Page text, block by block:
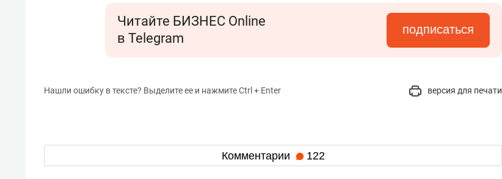
Читайте БИЗНЕС Online
в Telegram
подписаться
Нашли ошибку в тексте? Выделите ее и нажмите Ctrl + Enter версия для печати
Комментарии 122